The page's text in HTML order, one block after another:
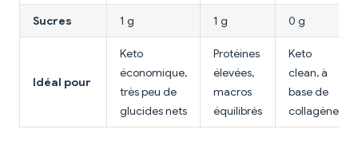
Sucres 1 g 1 g 0 g
Idéal pour
Keto
économique,
très peu de
glucides nets
Protéines
élevées,
macros
équilibrés
Keto
clean, à
base de
collagène